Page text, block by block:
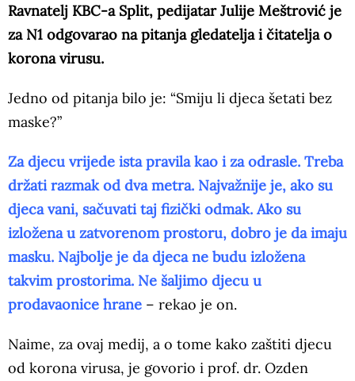
Ravnatelj KBC-a Split, pedijatar Julije Meštrović je
za N1 odgovarao na pitanja gledatelja i čitatelja o
korona virusu.
Jedno od pitanja bilo je: “Smiju li djeca šetati bez
maske?”
Za djecu vrijede ista pravila kao i za odrasle. Treba
držati razmak od dva metra. Najvažnije je, ako su
djeca vani, sačuvati taj fizički odmak. Ako su
izložena u zatvorenom prostoru, dobro je da imaju
masku. Najbolje je da djeca ne budu izložena
takvim prostorima. Ne šaljimo djecu u
prodavaonice hrane – rekao je on.
Naime, za ovaj medij, a o tome kako zaštiti djecu
od korona virusa, je govorio i prof. dr. Ozden